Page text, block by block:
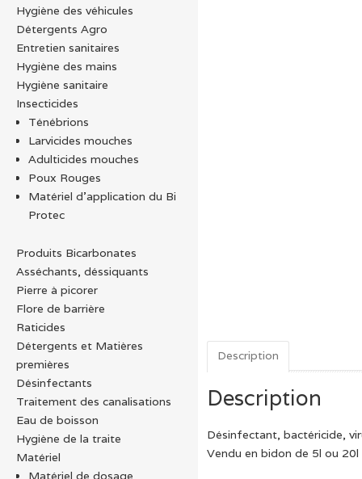
Description
Description
Désinfectant, bactéricide,
Vendu en bidon de 5l ou 20l
Hygiène des véhicules
Détergents Agro
Entretien sanitaires
Hygiène des mains
Hygiène sanitaire
Insecticides
Ténébrions
Larvicides mouches
Adulticides mouches
Poux Rouges
Matériel d’application du Bi
Protec
Produits Bicarbonates
Asséchants, déssiquants
Pierre à picorer
Flore de barrière
Raticides
Détergents et Matières
premières
Désinfectants
Traitement des canalisations
Eau de boisson
Hygiène de la traite
Matériel
Matériel de dosage